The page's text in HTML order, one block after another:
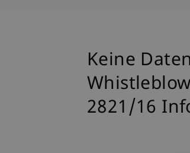
Keine
2821/16